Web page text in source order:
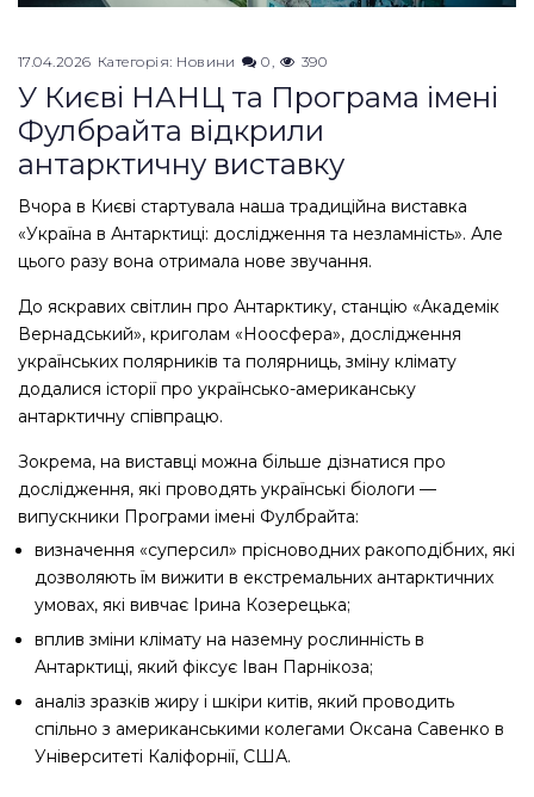
17.04.2026 Категорія: Новини 0 390
У Києві НАНЦ та Програма імені
Фулбрайта відкрили
антарктичну виставку
Вчора в Києві стартувала наша традиційна виставка
«Україна в Антарктиці: дослідження та незламність». Але
цього разу вона отримала нове звучання.
До яскравих світлин про Антарктику, станцію «Академік
Вернадський», криголам «Ноосфера», дослідження
українських полярників та полярниць, зміну клімату
додалися історії про українсько-американську
антарктичну співпрацю.
Зокрема, на виставці можна більше дізнатися про
дослідження, які проводять українські біологи —
випускники Програми імені Фулбрайта:
визначення «суперсил» прісноводних ракоподібних, які
дозволяють їм вижити в екстремальних антарктичних
умовах, які вивчає Ірина Козерецька;
вплив зміни клімату на наземну рослинність в
Антарктиці, який фіксує Іван Парнікоза;
аналіз зразків жиру і шкіри китів, який проводить
спільно з американськими колегами Оксана Савенко в
Університеті Каліфорнії, США.